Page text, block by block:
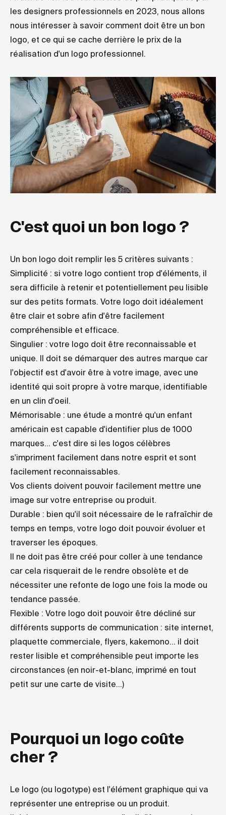
les designers professionnels en 2023, nous allons
nous intéresser à savoir comment doit être un bon
logo, et ce qui se cache derrière le prix de la
réalisation d'un logo professionnel.
C'est quoi un bon logo ?
Un bon logo doit remplir les 5 critères suivants :
Simplicité : si votre logo contient trop d'éléments, il
sera difficile à retenir et potentiellement peu lisible
sur des petits formats. Votre logo doit idéalement
être clair et sobre afin d'être facilement
compréhensible et efficace.
Singulier : votre logo doit être reconnaissable et
unique. Il doit se démarquer des autres marque car
l'objectif est d'avoir être à votre image, avec une
identité qui soit propre à votre marque, identifiable
en un clin d'oeil.
Mémorisable : une étude a montré qu'un enfant
américain est capable d'identifier plus de 1000
marques... c'est dire si les logos célèbres
s'impriment facilement dans notre esprit et sont
facilement reconnaissables.
Vos clients doivent pouvoir facilement mettre une
image sur votre entreprise ou produit.
Durable : bien qu'il soit nécessaire de le rafraîchir de
temps en temps, votre logo doit pouvoir évoluer et
traverser les époques.
Il ne doit pas être créé pour coller à une tendance
car cela risquerait de le rendre obsolète et de
nécessiter une refonte de logo une fois la mode ou
tendance passée.
Flexible : Votre logo doit pouvoir être décliné sur
différents supports de communication : site internet,
plaquette commerciale, flyers, kakemono... il doit
rester lisible et compréhensible peut importe les
circonstances (en noir-et-blanc, imprimé en tout
petit sur une carte de visite...)
Pourquoi un logo coûte
cher ?
Le logo (ou logotype) est l'élément graphique qui va
représenter une entreprise ou un produit.